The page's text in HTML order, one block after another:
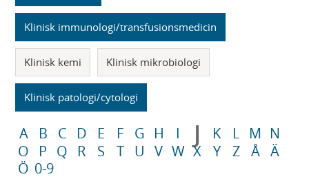
Klinisk immunologi/transfusionsmedicin
Klinisk kemi Klinisk mikrobiologi
Klinisk patologi/cytologi
A B C D E F G H I J K L M N
O
P Q R S T U V W X Y Z Å Ä
Ö 0-9